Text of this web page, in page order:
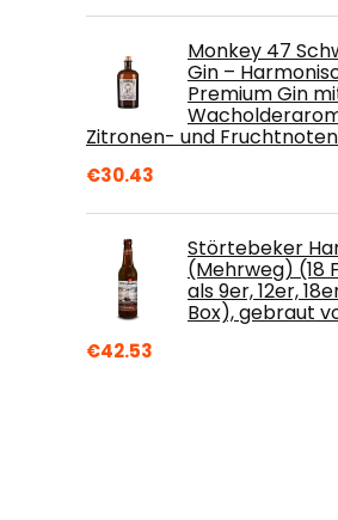
Monkey 47
Gin –
Premium Gin
Zitronen- und
€30.43
Störtebeker
(Mehrweg) (18
als 9er, 12er,
Box), gebraut
€42.53